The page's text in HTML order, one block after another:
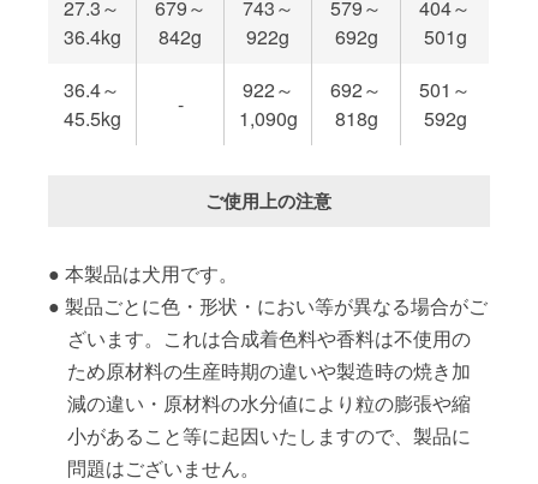
27.3～
36.4kg
679～
842g
743～
922g
579～
692g
404～
501g
36.4～
45.5kg
-
922～
1,090g
692～
818g
501～
592g
ご使用上の注意
本製品は犬用です。
製品ごとに色・形状・におい等が異なる場合がご
ざいます。これは合成着色料や香料は不使用の
ため原材料の生産時期の違いや製造時の焼き加
減の違い・原材料の水分値により粒の膨張や縮
小があること等に起因いたしますので、製品に
問題はございません。